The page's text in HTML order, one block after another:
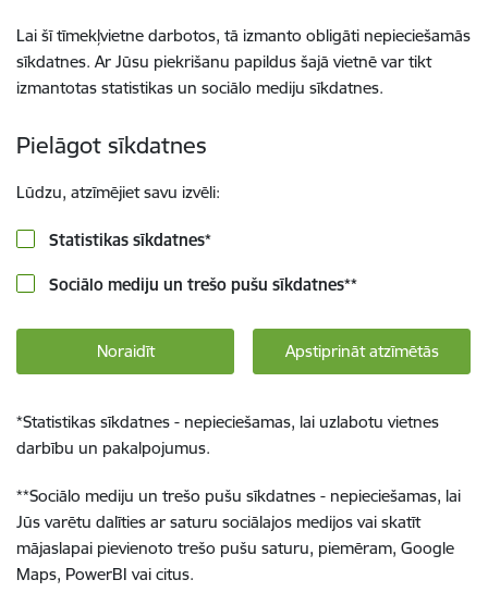
Lai šī tīmekļvietne darbotos, tā izmanto obligāti nepieciešamās
sīkdatnes. Ar Jūsu piekrišanu papildus šajā vietnē var tikt
izmantotas statistikas un sociālo mediju sīkdatnes.
Pielāgot sīkdatnes
Lūdzu, atzīmējiet savu izvēli:
Statistikas sīkdatnes*
Sociālo mediju un trešo pušu sīkdatnes**
Noraidīt Apstiprināt atzīmētās
*Statistikas sīkdatnes - nepieciešamas, lai uzlabotu vietnes
darbību un pakalpojumus.
**Sociālo mediju un trešo pušu sīkdatnes - nepieciešamas, lai
Jūs varētu dalīties ar saturu sociālajos medijos vai skatīt
mājaslapai pievienoto trešo pušu saturu, piemēram, Google
Maps, PowerBI vai citus.